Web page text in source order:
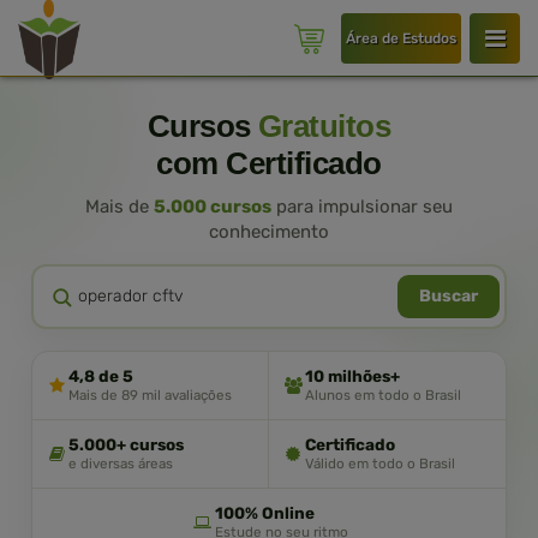
Área de Estudos
Cursos Gratuitos
com Certificado
Mais de 5.000 cursos para impulsionar seu
conhecimento
Buscar
4,8 de 5
Mais de 89 mil avaliações
10 milhões+
Alunos em todo o Brasil
5.000+ cursos
e diversas áreas
Certificado
Válido em todo o Brasil
100% Online
Estude no seu ritmo